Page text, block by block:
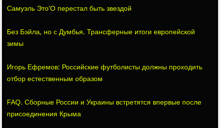
Самуэль Это'О перестал быть звездой
Без Бэйла, но с Думбья. Трансферные итоги европейской
зимы
Игорь Ефремов: Российские футболисты должны проходить
отбор естественным образом
FAQ. Сборные России и Украины встретятся впервые после
присоединения Крыма